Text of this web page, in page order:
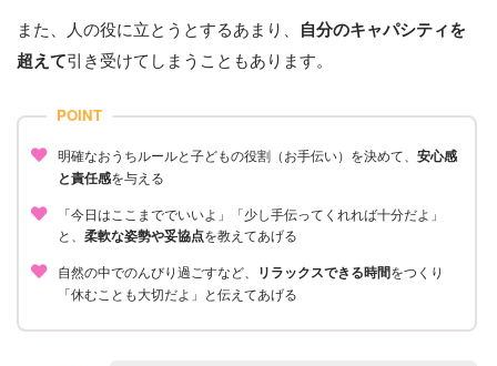
また、人の役に立とうとするあまり、 自分のキャパシティを
超えて引き受けてしまうこともあります。
POINT
明確なおうちルールと子どもの役割（お手伝い）を決めて、 安心感
と責任感を与える
「今日はここまででいいよ」「少し手伝ってくれれば十分だよ」
と、 柔軟な姿勢や妥協点を教えてあげる
自然の中でのんびり過ごすなど、
リラックスできる時間をつくり
「休むことも大切だよ」と伝えてあげる